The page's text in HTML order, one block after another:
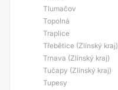
Tlumačov
Topolná
Traplice
Třebětice (Zlínský kraj)
Trnava (Zlínský kraj)
Tučapy (Zlínský kraj)
Tupesy